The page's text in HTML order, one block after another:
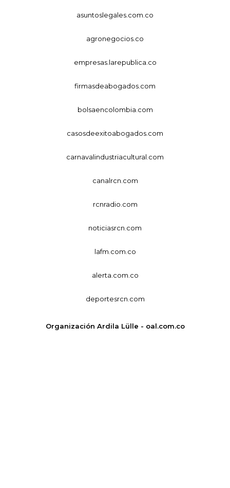
asuntoslegales.com.co
agronegocios.co
empresas.larepublica.co
firmasdeabogados.com
bolsaencolombia.com
casosdeexitoabogados.com
carnavalindustriacultural.com
canalrcn.com
rcnradio.com
noticiasrcn.com
lafm.com.co
alerta.com.co
deportesrcn.com
Organización Ardila Lülle - oal.com.co